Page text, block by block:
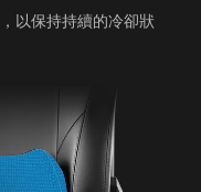
以保持持續的冷卻狀